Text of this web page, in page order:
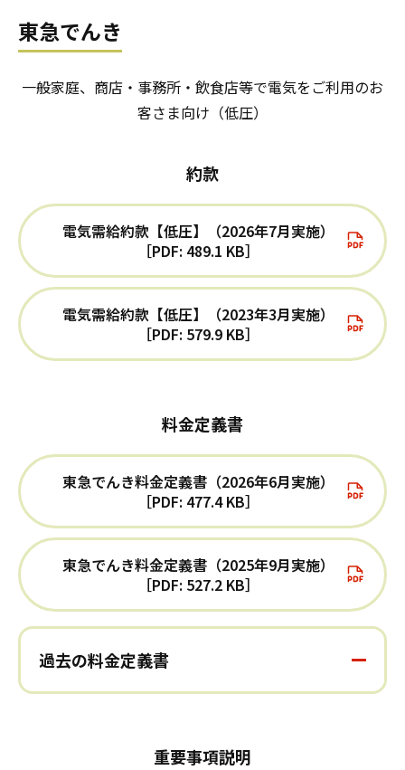
東急でんき
一般家庭、商店・事務所・飲食店等で電気をご利用のお
客さま向け（低圧）
約款
電気需給約款【低圧】（2026年7月実施）
［PDF: 489.1 KB］
電気需給約款【低圧】（2023年3月実施）
［PDF: 579.9 KB］
料金定義書
東急でんき料金定義書（2026年6月実施）
［PDF: 477.4 KB］
東急でんき料金定義書（2025年9月実施）
［PDF: 527.2 KB］
過去の料金定義書
重要事項説明